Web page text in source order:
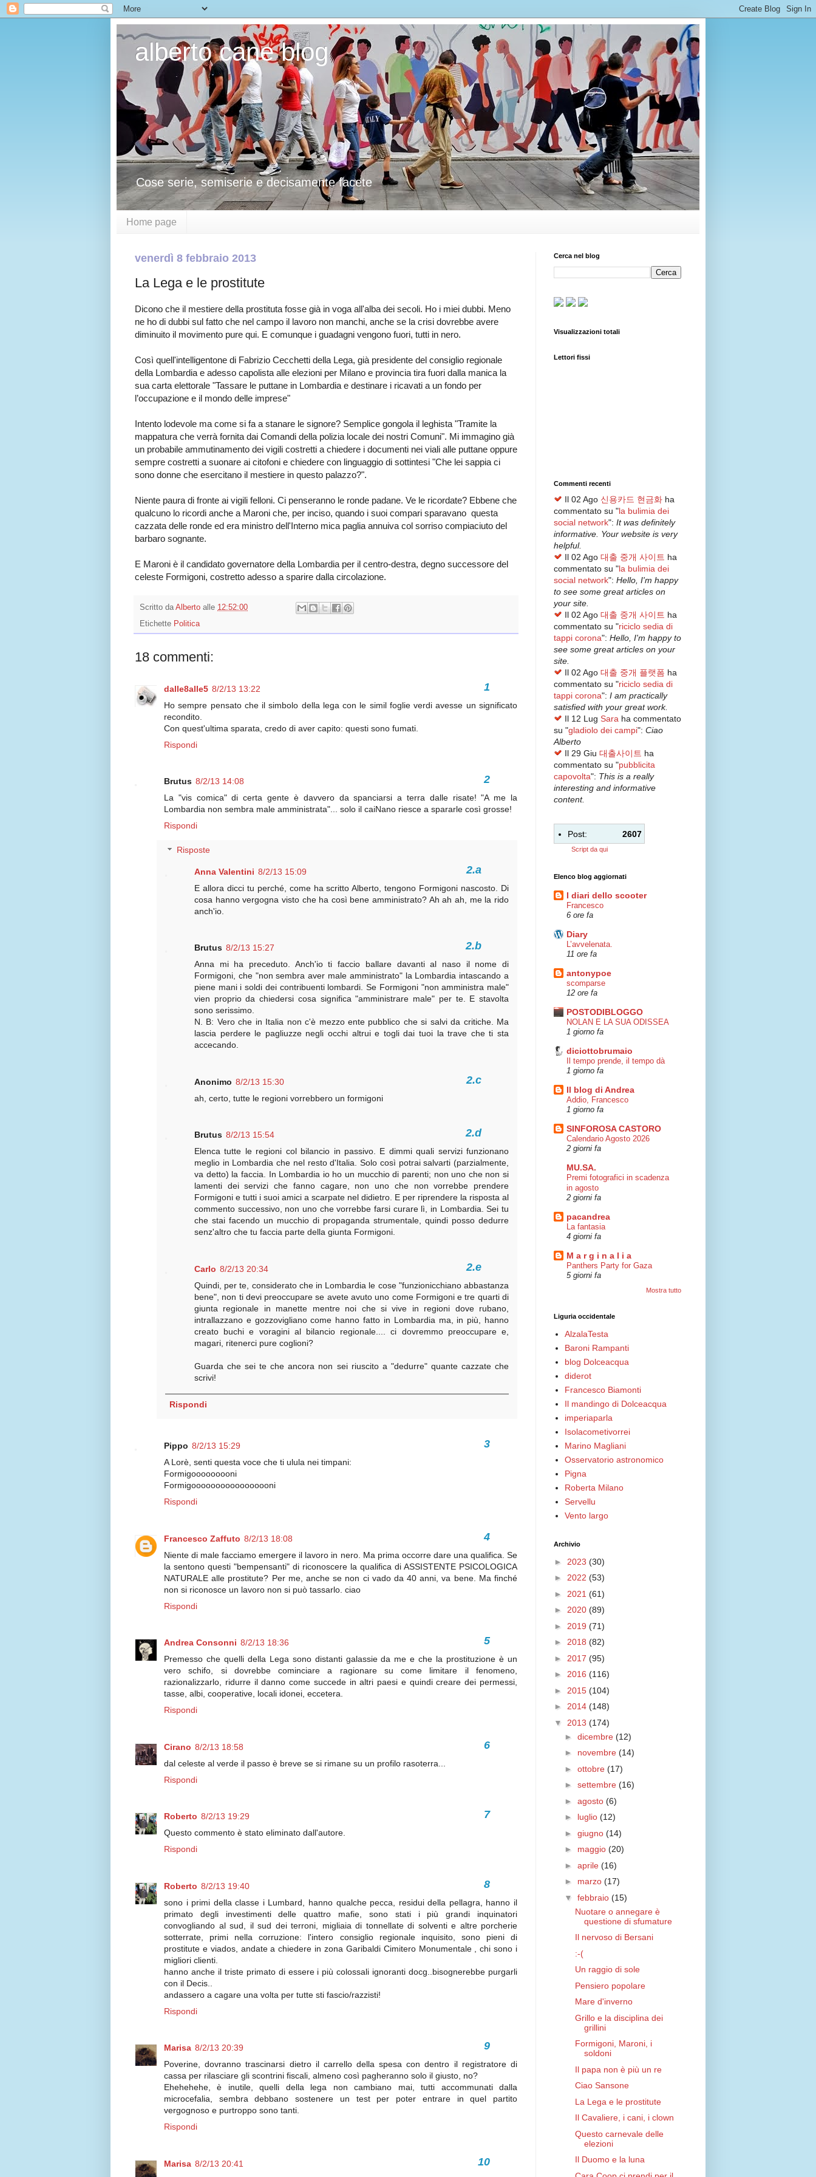
alberto cane blog
Cose serie, semiserie e decisamente facete
Home page
venerdì 8 febbraio 2013
La Lega e le prostitute
Dicono che il mestiere della prostituta fosse già in voga all'alba dei secoli. Ho i miei dubbi. Meno
ne ho di dubbi sul fatto che nel campo il lavoro non manchi, anche se la crisi dovrebbe avere
diminuito il movimento pure qui. E comunque i guadagni vengono fuori, tutti in nero.
Così quell'intelligentone di Fabrizio Cecchetti della Lega, già presidente del consiglio regionale
della Lombardia e adesso capolista alle elezioni per Milano e provincia tira fuori dalla manica la
sua carta elettorale "Tassare le puttane in Lombardia e destinare i ricavati a un fondo per
l’occupazione e il mondo delle imprese"
Intento lodevole ma come si fa a stanare le signore? Semplice gongola il leghista "Tramite la
mappatura che verrà fornita dai Comandi della polizia locale dei nostri Comuni". Mi immagino già
un probabile ammutinamento dei vigili costretti a chiedere i documenti nei viali alle puttane oppure
sempre costretti a suonare ai citofoni e chiedere con linguaggio di sottintesi "Che lei sappia ci
sono donne che esercitano il mestiere in questo palazzo?".
Niente paura di fronte ai vigili felloni. Ci penseranno le ronde padane. Ve le ricordate? Ebbene che
qualcuno lo ricordi anche a Maroni che, per inciso, quando i suoi compari sparavano questa
cazzata delle ronde ed era ministro dell'Interno mica paglia annuiva col sorriso compiaciuto del
barbaro sognante.
E Maroni è il candidato governatore della Lombardia per il centro-destra, degno successore del
celeste Formigoni, costretto adesso a sparire dalla circolazione.
Scritto daAlberto alle 12:52:00
Etichette Politica
18 commenti:
dalle8alle5 8/2/13 13:22
Ho sempre pensato che il simbolo della lega con le simil foglie verdi avesse un significato
recondito.
Con quest'ultima sparata, credo di aver capito: questi sono fumati.
Rispondi
Brutus 8/2/13 14:08
La "vis comica" di certa gente è davvero da spanciarsi a terra dalle risate! "A me la
Lombardia non sembra male amministrata"... solo il caiNano riesce a spararle così grosse!
Rispondi
Risposte
Anna Valentini 8/2/13 15:09
E allora dicci tu perché, come ha scritto Alberto, tengono Formigoni nascosto. Di
cosa hanno vergogna visto che ha così bene amministrato? Ah ah ah, me la rido
anch'io.
Brutus 8/2/13 15:27
Anna mi ha preceduto. Anch'io ti faccio ballare davanti al naso il nome di
Formigoni, che "non sembra aver male amministrato" la Lombardia intascando a
piene mani i soldi dei contribuenti lombardi. Se Formigoni "non amministra male"
vien proprio da chiedersi cosa significa "amministrare male" per te. E stavolta
sono serissimo.
N. B: Vero che in Italia non c'è mezzo ente pubblico che si salvi da critiche. Ma
lascia perdere le pagliuzze negli occhi altrui e togli dai tuoi la trave che ti sta
accecando.
Anonimo 8/2/13 15:30
ah, certo, tutte le regioni vorrebbero un formigoni
Brutus 8/2/13 15:54
Elenca tutte le regioni col bilancio in passivo. E dimmi quali servizi funzionano
meglio in Lombardia che nel resto d'Italia. Solo così potrai salvarti (parzialmente,
va detto) la faccia. In Lombardia io ho un mucchio di parenti; non uno che non si
lamenti dei servizi che fanno cagare, non uno che non vorrebbe prendere
Formigoni e tutti i suoi amici a scarpate nel didietro. E per riprendere la risposta al
commento successivo, non uno che vorrebbe farsi curare lì, in Lombardia. Sei tu
che stai facendo un mucchio di propaganda strumentale, quindi posso dedurre
senz'altro che tu faccia parte della giunta Formigoni.
Carlo 8/2/13 20:34
Quindi, per te, considerato che in Lombardia le cose "funzionicchiano abbastanza
bene", non ti devi preoccupare se avete avuto uno come Formigoni e tre quarti di
giunta regionale in manette mentre noi che si vive in regioni dove rubano,
intrallazzano e gozzovigliano come hanno fatto in Lombardia ma, in più, hanno
creato buchi e voragini al bilancio regionale.... ci dovremmo preoccupare e,
magari, ritenerci pure coglioni?
Guarda che sei te che ancora non sei riuscito a "dedurre" quante cazzate che
scrivi!
Rispondi
Pippo 8/2/13 15:29
A Lorè, senti questa voce che ti ulula nei timpani:
Formigooooooooni
Formigooooooooooooooooni
Rispondi
Francesco Zaffuto 8/2/13 18:08
Niente di male facciamo emergere il lavoro in nero. Ma prima occorre dare una qualifica. Se
la sentono questi "bempensanti" di riconoscere la qualifica di ASSISTENTE PSICOLOGICA
NATURALE alle prostitute? Per me, anche se non ci vado da 40 anni, va bene. Ma finché
non si riconosce un lavoro non si può tassarlo. ciao
Rispondi
Andrea Consonni 8/2/13 18:36
Premesso che quelli della Lega sono distanti galassie da me e che la prostituzione è un
vero schifo, si dovrebbe cominciare a ragionare su come limitare il fenomeno,
razionalizzarlo, ridurre il danno come succede in altri paesi e quindi creare dei permessi,
tasse, albi, cooperative, locali idonei, eccetera.
Rispondi
Cirano 8/2/13 18:58
dal celeste al verde il passo è breve se si rimane su un profilo rasoterra...
Rispondi
Roberto 8/2/13 19:29
Questo commento è stato eliminato dall'autore.
Rispondi
Roberto 8/2/13 19:40
sono i primi della classe i Lumbard, hanno qualche pecca, residui della pellagra, hanno il
primato degli investimenti delle quattro mafie, sono stati i più grandi inquinatori
convogliando al sud, il sud dei terroni, migliaia di tonnellate di solventi e altre porcherie
sotterrate, primi nella corruzione: l'intero consiglio regionale inquisito, sono pieni di
prostitute e viados, andate a chiedere in zona Garibaldi Cimitero Monumentale , chi sono i
migliori clienti.
hanno anche il triste primato di essere i più colossali ignoranti docg..bisognerebbe purgarli
con il Decis..
andassero a cagare una volta per tutte sti fascio/razzisti!
Rispondi
Marisa 8/2/13 20:39
Poverine, dovranno trascinarsi dietro il carrello della spesa con dentro il registratore di
cassa per rilasciare gli scontrini fiscali, almeno così pagheranno solo il giusto, no?
Ehehehehe, è inutile, quelli della lega non cambiano mai, tutti accommunati dalla
microcefalia, sembra debbano sostenere un test per poter entrare in quel partito
vergognoso e purtroppo sono tanti.
Rispondi
Marisa 8/2/13 20:41
Cerca nel blog
Visualizzazioni totali
Lettori fissi
Commenti recenti
Il 02 Ago 신용카드 현금화 ha
commentato su "la bulimia dei
social network": It was definitely
informative. Your website is very
helpful.
Il 02 Ago 대출 중개 사이트 ha
commentato su "la bulimia dei
social network": Hello, I'm happy
to see some great articles on
your site.
Il 02 Ago 대출 중개 사이트 ha
commentato su "riciclo sedia di
tappi corona": Hello, I'm happy to
see some great articles on your
site.
Il 02 Ago 대출 중개 플랫폼 ha
commentato su "riciclo sedia di
tappi corona": I am practically
satisfied with your great work.
Il 12 Lug Sara ha commentato
su "gladiolo dei campi": Ciao
Alberto
Il 29 Giu 대출사이트 ha
commentato su "pubblicita
capovolta": This is a really
interesting and informative
content.
Post: 2607
Script da qui
Elenco blog aggiornati
I diari dello scooter
Francesco
6 ore fa
Diary
L’avvelenata.
11 ore fa
antonypoe
scomparse
12 ore fa
POSTODIBLOGGO
NOLAN E LA SUA ODISSEA
1 giorno fa
diciottobrumaio
Il tempo prende, il tempo dà
1 giorno fa
Il blog di Andrea
Addio, Francesco
1 giorno fa
SINFOROSA CASTORO
Calendario Agosto 2026
2 giorni fa
MU.SA.
Premi fotografici in scadenza
in agosto
2 giorni fa
pacandrea
La fantasia
4 giorni fa
M a r g i n a l i a
Panthers Party for Gaza
5 giorni fa
Mostra tutto
Liguria occidentale
AlzalaTesta
Baroni Rampanti
blog Dolceacqua
diderot
Francesco Biamonti
Il mandingo di Dolceacqua
imperiaparla
Isolacometivorrei
Marino Magliani
Osservatorio astronomico
Pigna
Roberta Milano
Servellu
Vento largo
Archivio
► 2023 (30)
► 2022 (53)
► 2021 (61)
► 2020 (89)
► 2019 (71)
► 2018 (82)
► 2017 (95)
► 2016 (116)
► 2015 (104)
► 2014 (148)
▼ 2013 (174)
► dicembre (12)
► novembre (14)
► ottobre (17)
► settembre (16)
► agosto (6)
► luglio (12)
► giugno (14)
► maggio (20)
► aprile (16)
► marzo (17)
▼ febbraio (15)
Nuotare o annegare è
questione di sfumature
Il nervoso di Bersani
:-(
Un raggio di sole
Pensiero popolare
Mare d'inverno
Grillo e la disciplina dei
grillini
Formigoni, Maroni, i
soldoni
Il papa non è più un re
Ciao Sansone
La Lega e le prostitute
Il Cavaliere, i cani, i clown
Questo carnevale delle
elezioni
Il Duomo e la luna